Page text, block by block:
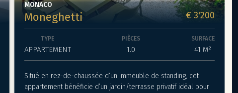
MONACO
Moneghetti € 3'200
TYPE
APPARTEMENT
PIÈCES
1.0
SURFACE
41 M²
Situé en rez-de-chaussée d’un immeuble de standing, cet
appartement bénéficie d’un jardin/terrasse privatif idéal pour